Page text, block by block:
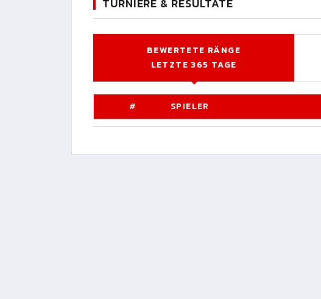
TURNIERE & RESULTATE
BEWERTETE RÄNGE
LETZTE 365 TAGE
# SPIELER